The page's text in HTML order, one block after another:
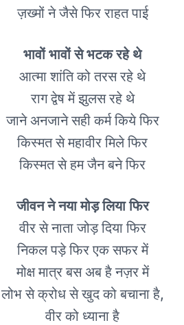
ज़ख्मों ने जैसे फिर राहत पाई
भावों भावों से भटक रहे थे
आत्मा शांति को तरस रहे थे
राग द्वेष में झुलस रहे थे
जाने अनजाने सही कर्म किये फिर
किस्मत से महावीर मिले फिर
किस्मत से हम जैन बने फिर
जीवन ने नया मोड़ लिया फिर
वीर से नाता जोड़ दिया फिर
निकल पड़े फिर एक सफर में
मोक्ष मात्र बस अब है नज़र में
लोभ से क्रोध से खुद को बचाना है,
वीर को ध्याना है